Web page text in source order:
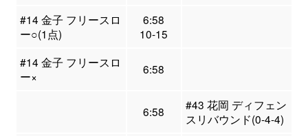
#14 金子 フリースロ
ー○(1点)
6:58
10-15
#14 金子 フリースロ
ー×
6:58
6:58
#43 花岡 ディフェン
スリバウンド(0-4-4)